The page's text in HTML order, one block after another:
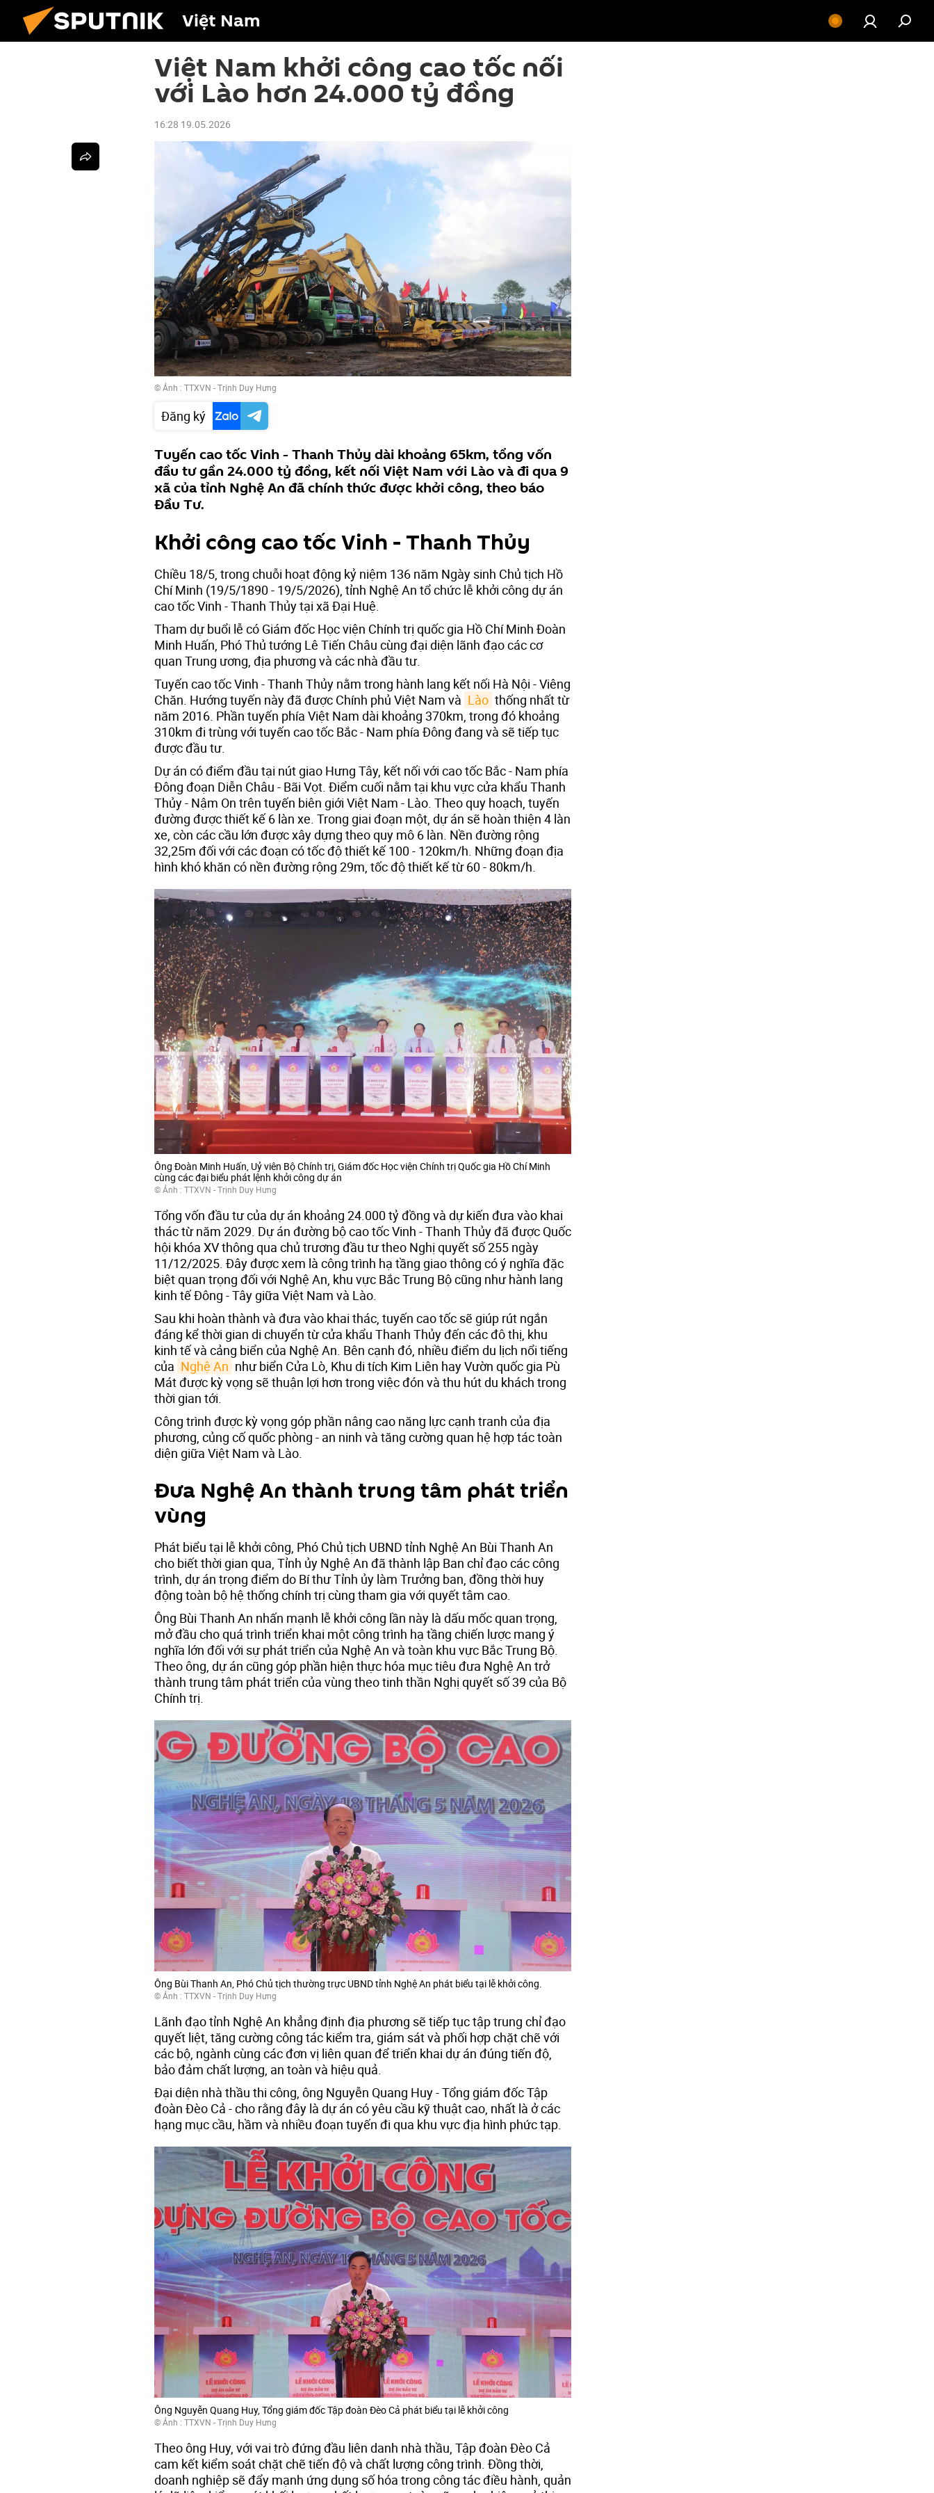
Việt Nam
Việt Nam khởi công cao tốc nối
với Lào hơn 24.000 tỷ đồng
16:28 19.05.2026
© Ảnh : TTXVN - Trịnh Duy Hưng
Đăng ký
Tuyến cao tốc Vinh - Thanh Thủy dài khoảng 65km, tổng vốn
đầu tư gần 24.000 tỷ đồng, kết nối Việt Nam với Lào và đi qua 9
xã của tỉnh Nghệ An đã chính thức được khởi công, theo báo
Đầu Tư.
Khởi công cao tốc Vinh - Thanh Thủy
Chiều 18/5, trong chuỗi hoạt động kỷ niệm 136 năm Ngày sinh Chủ tịch Hồ
Chí Minh (19/5/1890 - 19/5/2026), tỉnh Nghệ An tổ chức lễ khởi công dự án
cao tốc Vinh - Thanh Thủy tại xã Đại Huệ.
Tham dự buổi lễ có Giám đốc Học viện Chính trị quốc gia Hồ Chí Minh Đoàn
Minh Huấn, Phó Thủ tướng Lê Tiến Châu cùng đại diện lãnh đạo các cơ
quan Trung ương, địa phương và các nhà đầu tư.
Tuyến cao tốc Vinh - Thanh Thủy nằm trong hành lang kết nối Hà Nội - Viêng
Chăn. Hướng tuyến này đã được Chính phủ Việt Nam và Lào thống nhất từ
năm 2016. Phần tuyến phía Việt Nam dài khoảng 370km, trong đó khoảng
310km đi trùng với tuyến cao tốc Bắc - Nam phía Đông đang và sẽ tiếp tục
được đầu tư.
Dự án có điểm đầu tại nút giao Hưng Tây, kết nối với cao tốc Bắc - Nam phía
Đông đoạn Diễn Châu - Bãi Vọt. Điểm cuối nằm tại khu vực cửa khẩu Thanh
Thủy - Nậm On trên tuyến biên giới Việt Nam - Lào. Theo quy hoạch, tuyến
đường được thiết kế 6 làn xe. Trong giai đoạn một, dự án sẽ hoàn thiện 4 làn
xe, còn các cầu lớn được xây dựng theo quy mô 6 làn. Nền đường rộng
32,25m đối với các đoạn có tốc độ thiết kế 100 - 120km/h. Những đoạn địa
hình khó khăn có nền đường rộng 29m, tốc độ thiết kế từ 60 - 80km/h.
Ông Đoàn Minh Huấn, Uỷ viên Bộ Chính trị, Giám đốc Học viện Chính trị Quốc gia Hồ Chí Minh
cùng các đại biểu phát lệnh khởi công dự án
© Ảnh : TTXVN - Trịnh Duy Hưng
Tổng vốn đầu tư của dự án khoảng 24.000 tỷ đồng và dự kiến đưa vào khai
thác từ năm 2029. Dự án đường bộ cao tốc Vinh - Thanh Thủy đã được Quốc
hội khóa XV thông qua chủ trương đầu tư theo Nghị quyết số 255 ngày
11/12/2025. Đây được xem là công trình hạ tầng giao thông có ý nghĩa đặc
biệt quan trọng đối với Nghệ An, khu vực Bắc Trung Bộ cũng như hành lang
kinh tế Đông - Tây giữa Việt Nam và Lào.
Sau khi hoàn thành và đưa vào khai thác, tuyến cao tốc sẽ giúp rút ngắn
đáng kể thời gian di chuyển từ cửa khẩu Thanh Thủy đến các đô thị, khu
kinh tế và cảng biển của Nghệ An. Bên cạnh đó, nhiều điểm du lịch nổi tiếng
của Nghệ An như biển Cửa Lò, Khu di tích Kim Liên hay Vườn quốc gia Pù
Mát được kỳ vọng sẽ thuận lợi hơn trong việc đón và thu hút du khách trong
thời gian tới.
Công trình được kỳ vọng góp phần nâng cao năng lực cạnh tranh của địa
phương, củng cố quốc phòng - an ninh và tăng cường quan hệ hợp tác toàn
diện giữa Việt Nam và Lào.
Đưa Nghệ An thành trung tâm phát triển
vùng
Phát biểu tại lễ khởi công, Phó Chủ tịch UBND tỉnh Nghệ An Bùi Thanh An
cho biết thời gian qua, Tỉnh ủy Nghệ An đã thành lập Ban chỉ đạo các công
trình, dự án trọng điểm do Bí thư Tỉnh ủy làm Trưởng ban, đồng thời huy
động toàn bộ hệ thống chính trị cùng tham gia với quyết tâm cao.
Ông Bùi Thanh An nhấn mạnh lễ khởi công lần này là dấu mốc quan trọng,
mở đầu cho quá trình triển khai một công trình hạ tầng chiến lược mang ý
nghĩa lớn đối với sự phát triển của Nghệ An và toàn khu vực Bắc Trung Bộ.
Theo ông, dự án cũng góp phần hiện thực hóa mục tiêu đưa Nghệ An trở
thành trung tâm phát triển của vùng theo tinh thần Nghị quyết số 39 của Bộ
Chính trị.
Ông Bùi Thanh An, Phó Chủ tịch thường trực UBND tỉnh Nghệ An phát biểu tại lễ khởi công.
© Ảnh : TTXVN - Trịnh Duy Hưng
Lãnh đạo tỉnh Nghệ An khẳng định địa phương sẽ tiếp tục tập trung chỉ đạo
quyết liệt, tăng cường công tác kiểm tra, giám sát và phối hợp chặt chẽ với
các bộ, ngành cùng các đơn vị liên quan để triển khai dự án đúng tiến độ,
bảo đảm chất lượng, an toàn và hiệu quả.
Đại diện nhà thầu thi công, ông Nguyễn Quang Huy - Tổng giám đốc Tập
đoàn Đèo Cả - cho rằng đây là dự án có yêu cầu kỹ thuật cao, nhất là ở các
hạng mục cầu, hầm và nhiều đoạn tuyến đi qua khu vực địa hình phức tạp.
Ông Nguyễn Quang Huy, Tổng giám đốc Tập đoàn Đèo Cả phát biểu tại lễ khởi công
© Ảnh : TTXVN - Trịnh Duy Hưng
Theo ông Huy, với vai trò đứng đầu liên danh nhà thầu, Tập đoàn Đèo Cả
cam kết kiểm soát chặt chẽ tiến độ và chất lượng công trình. Đồng thời,
doanh nghiệp sẽ đẩy mạnh ứng dụng số hóa trong công tác điều hành, quản